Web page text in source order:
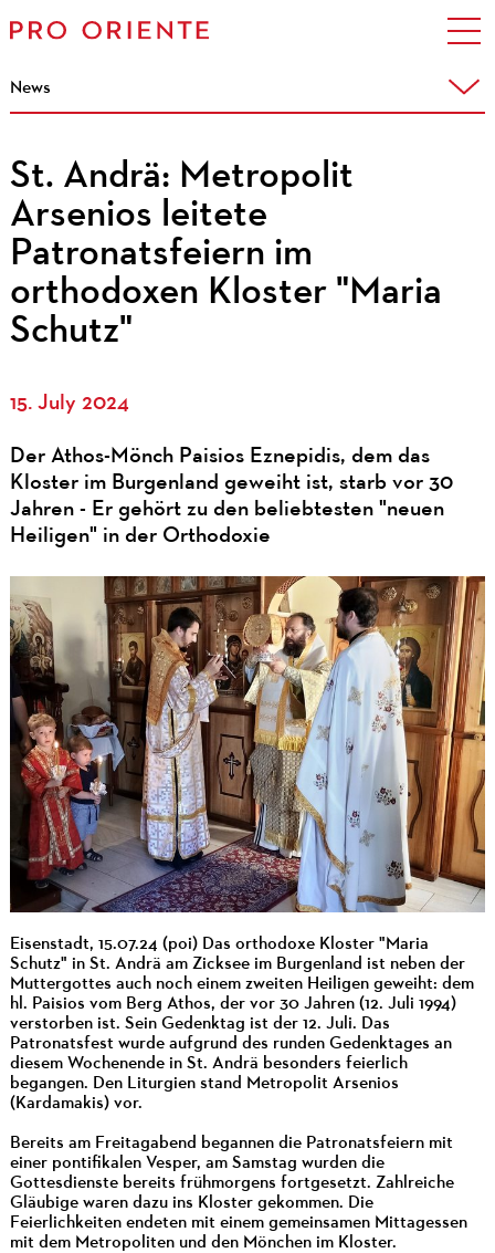
News
St. Andrä: Metropolit
Arsenios leitete
Patronatsfeiern im
orthodoxen Kloster "Maria
Schutz"
15. July 2024
Der Athos-Mönch Paisios Eznepidis, dem das
Kloster im Burgenland geweiht ist, starb vor 30
Jahren - Er gehört zu den beliebtesten "neuen
Heiligen" in der Orthodoxie
Eisenstadt, 15.07.24 (poi) Das orthodoxe Kloster "Maria
Schutz" in St. Andrä am Zicksee im Burgenland ist neben der
Muttergottes auch noch einem zweiten Heiligen geweiht: dem
hl. Paisios vom Berg Athos, der vor 30 Jahren (12. Juli 1994)
verstorben ist. Sein Gedenktag ist der 12. Juli. Das
Patronatsfest wurde aufgrund des runden Gedenktages an
diesem Wochenende in St. Andrä besonders feierlich
begangen. Den Liturgien stand Metropolit Arsenios
(Kardamakis) vor.
Bereits am Freitagabend begannen die Patronatsfeiern mit
einer pontifikalen Vesper, am Samstag wurden die
Gottesdienste bereits frühmorgens fortgesetzt. Zahlreiche
Gläubige waren dazu ins Kloster gekommen. Die
Feierlichkeiten endeten mit einem gemeinsamen Mittagessen
mit dem Metropoliten und den Mönchen im Kloster.